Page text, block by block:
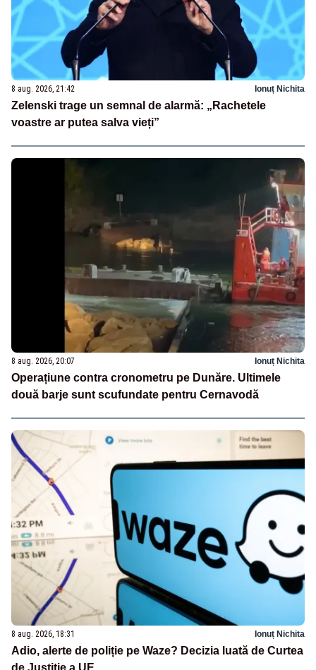
8 aug. 2026, 21:42 Ionuț Nichita
Zelenski trage un semnal de alarmă: „Rachetele
voastre ar putea salva vieți”
8 aug. 2026, 20:07 Ionuț Nichita
Operațiune contra cronometru pe Dunăre. Ultimele
două barje sunt scufundate pentru Cernavodă
8 aug. 2026, 18:31 Ionuț Nichita
Adio, alerte de poliție pe Waze? Decizia luată de Curtea